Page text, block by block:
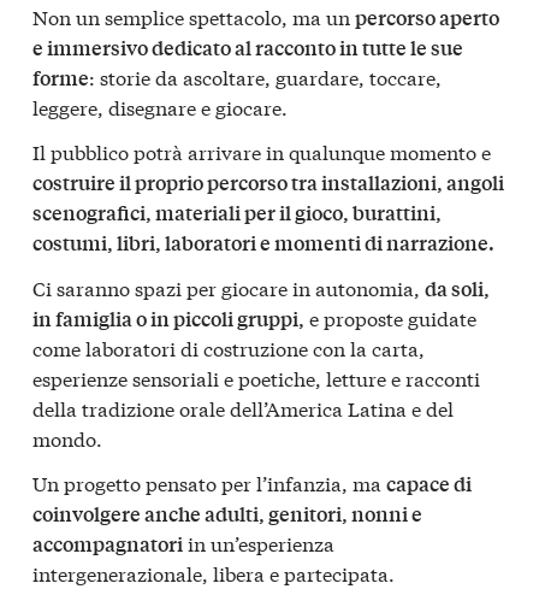
Non un semplice spettacolo, ma un percorso aperto
e immersivo dedicato al racconto in tutte le sue
forme: storie da ascoltare, guardare, toccare,
leggere, disegnare e giocare.
Il pubblico potrà arrivare in qualunque momento e
costruire il proprio percorso tra installazioni, angoli
scenografici, materiali per il gioco, burattini,
costumi, libri, laboratori e momenti di narrazione.
Ci saranno spazi per giocare in autonomia, da soli,
in famiglia o in piccoli gruppi, e proposte guidate
come laboratori di costruzione con la carta,
esperienze sensoriali e poetiche, letture e racconti
della tradizione orale dell’America Latina e del
mondo.
Un progetto pensato per l’infanzia, ma capace di
coinvolgere anche adulti, genitori, nonni e
accompagnatoriin un’esperienza
intergenerazionale, libera e partecipata.